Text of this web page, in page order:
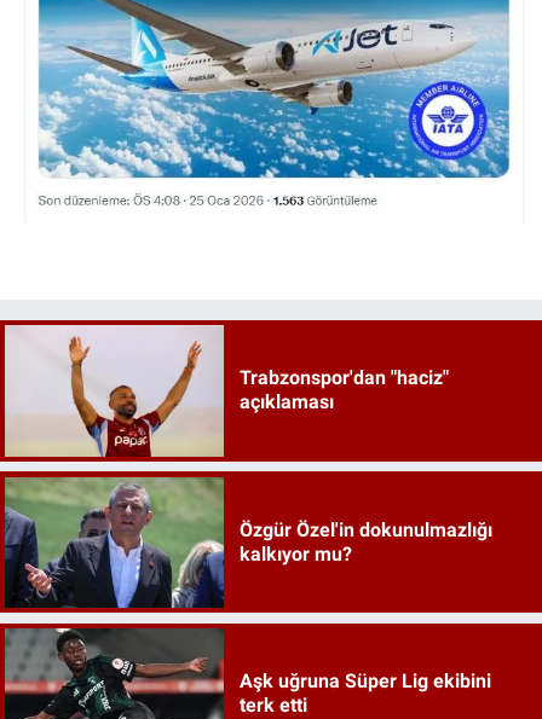
Trabzonspor'dan "haciz"
açıklaması
Özgür Özel'in dokunulmazlığı
kalkıyor mu?
Aşk uğruna Süper Lig ekibini
terk etti